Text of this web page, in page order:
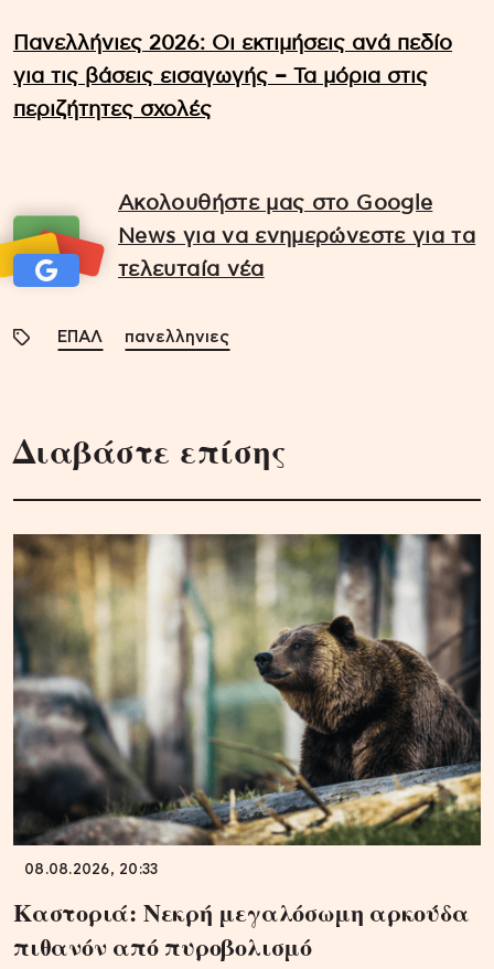
Πανελλήνιες 2026: Οι εκτιμήσεις ανά πεδίο
για τις βάσεις εισαγωγής – Τα μόρια στις
περιζήτητες σχολές
Ακολουθήστε μας στο Google
News για να ενημερώνεστε για τα
τελευταία νέα
ΕΠΑΛ πανελληνιες
Διαβάστε επίσης
08.08.2026, 20:33
Καστοριά: Νεκρή μεγαλόσωμη αρκούδα
πιθανόν από πυροβολισμό